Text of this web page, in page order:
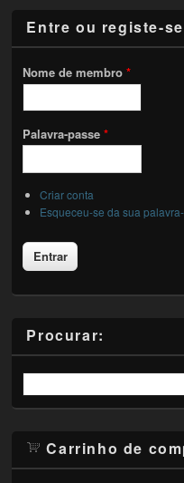
Entre ou registe-se
Nome de membro*
Palavra-passe*
Criar conta
Esqueceu-se da sua
Procurar:
Carrinho de